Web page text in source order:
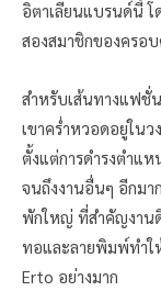
อิตาเลียนแบรนด์นี้ โ
สองสมาชิกของครอ
สำหรับเส้นทางแฟชั่น
เขาคร่ำหวอดอยู่ใน
ตั้งแต่การดำรงตำแ
จนถึงงานอื่นๆ อีกมา
พักใหญ่ ที่สำคัญงาน
ทอและลายพิมพ์ทำใ
Erto อย่างมาก